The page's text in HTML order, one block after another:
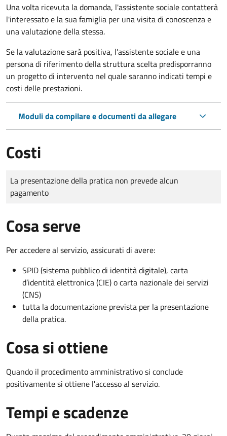
Una volta ricevuta la domanda, l'assistente sociale contatterà
l'interessato e la sua famiglia per una visita di conoscenza e
una valutazione della stessa.
Se la valutazione sarà positiva, l'assistente sociale e una
persona di riferimento della struttura scelta predisporranno
un progetto di intervento nel quale saranno indicati tempi e
costi delle prestazioni.
Moduli da compilare e documenti da allegare
Costi
Tipo di pagamento
Importo
La presentazione della pratica non prevede alcun
pagamento
Cosa serve
Per accedere al servizio, assicurati di avere:
SPID (sistema pubblico di identità digitale), carta
d’identità elettronica (CIE) o carta nazionale dei servizi
(CNS)
tutta la documentazione prevista per la presentazione
della pratica.
Cosa si ottiene
Quando il procedimento amministrativo si conclude
positivamente si ottiene l'accesso al servizio.
Tempi e scadenze